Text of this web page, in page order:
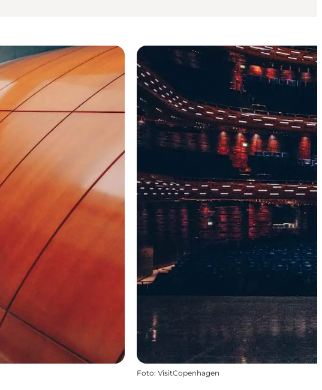
Foto: VisitCopenhagen